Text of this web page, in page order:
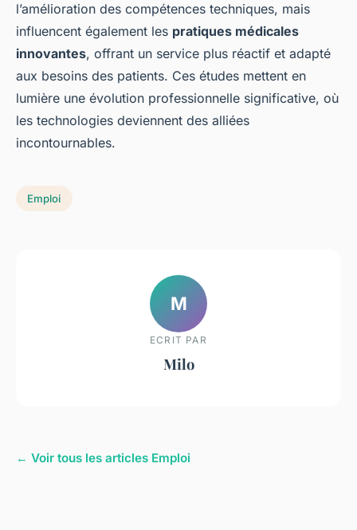
l’amélioration des compétences techniques, mais
influencent également les pratiques médicales
innovantes, offrant un service plus réactif et adapté
aux besoins des patients. Ces études mettent en
lumière une évolution professionnelle significative, où
les technologies deviennent des alliées
incontournables.
Emploi
M
ECRIT PAR
Milo
← Voir tous les articles Emploi